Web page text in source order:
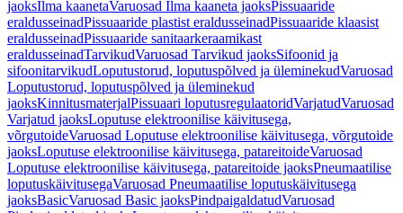
jaoksIlma kaanetaVaruosad Ilma kaaneta jaoksPissuaaride
eraldusseinadPissuaaride plastist eraldusseinadPissuaaride klaasist
eraldusseinadPissuaaride sanitaarkeraamikast
eraldusseinadTarvikudVaruosad Tarvikud jaoksSifoonid ja
sifoonitarvikudLoputustorud, loputuspõlved ja üleminekudVaruosad
Loputustorud, loputuspõlved ja üleminekud
jaoksKinnitusmaterjalPissuaari loputusregulaatoridVarjatudVaruosad
Varjatud jaoksLoputuse elektroonilise käivitusega,
võrgutoideVaruosad Loputuse elektroonilise käivitusega, võrgutoide
jaoksLoputuse elektroonilise käivitusega, patareitoideVaruosad
Loputuse elektroonilise käivitusega, patareitoide jaoksPneumaatilise
loputuskäivitusegaVaruosad Pneumaatilise loputuskäivitusega
jaoksBasicVaruosad Basic jaoksPindpaigaldatudVaruosad